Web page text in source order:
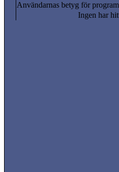
Användarnas betyg för
Ingen har